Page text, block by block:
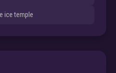
ice temple